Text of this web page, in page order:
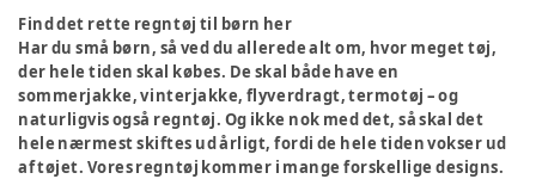
Find det rette regntøj til børn her
Har du små børn, så ved du allerede alt om, hvor meget tøj,
der hele tiden skal købes. De skal både have en
sommerjakke, vinterjakke, flyverdragt, termotøj – og
naturligvis også regntøj. Og ikke nok med det, så skal det
hele nærmest skiftes ud årligt, fordi de hele tiden vokser ud
af tøjet. Vores regntøj kommer i mange forskellige designs.